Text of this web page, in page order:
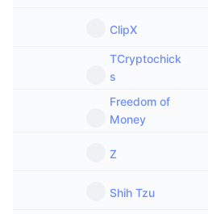
ClipX
TCryptochick
s
Freedom of
Money
Z
Shih Tzu